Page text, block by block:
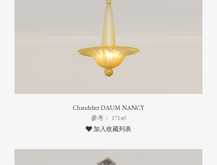
Chandelier DAUM NANCY
參考： 17140
加入收藏列表